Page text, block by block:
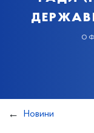
Новини